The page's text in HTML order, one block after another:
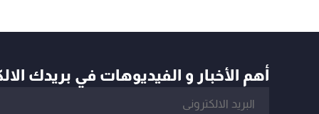
أهم الأخبار و الفيديوهات في بريدك